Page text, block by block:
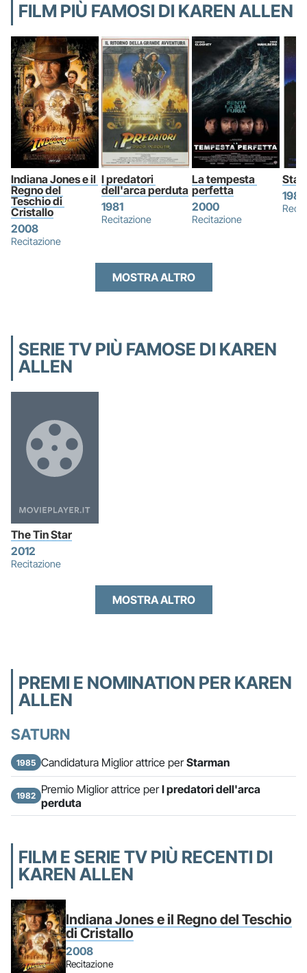
FILM PIÙ FAMOSI DI KAREN ALLEN
Indiana Jones e il
Regno del
Teschio di
Cristallo
2008
Recitazione
I predatori
dell'arca perduta
1981
Recitazione
La tempesta
perfetta
2000
Recitazione
1984
MOSTRA ALTRO
SERIE TV PIÙ FAMOSE DI KAREN
ALLEN
The Tin Star
2012
Recitazione
MOSTRA ALTRO
PREMI E NOMINATION PER KAREN
ALLEN
SATURN
1985 Candidatura Miglior attrice perStarman
1982 Premio Miglior attrice perI predatori dell'arca
perduta
FILM E SERIE TV PIÙ RECENTI DI
KAREN ALLEN
Indiana Jones e il Regno del Teschio
di Cristallo
2008
Recitazione